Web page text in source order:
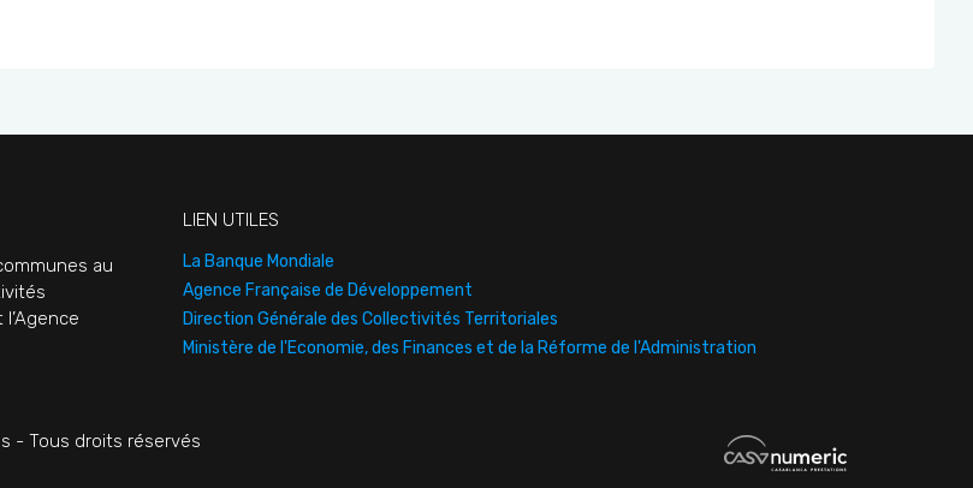
au
LIEN UTILES
La Banque Mondiale
Agence Française de Développement
Direction Générale des Collectivités Territoriales
Ministère de l'Economie, des Finances et de la Réforme de l'Administration
- Tous droits réservés